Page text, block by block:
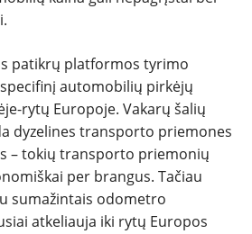
patikrų platformos tyrimo
automobilių pirkėjų
rytų Europoje. Vakarų šalių
dyzelines transporto priemones
– tokių transporto priemonių
per brangus. Tačiau
sumažintais odometro
atkeliauja iki rytų Europos